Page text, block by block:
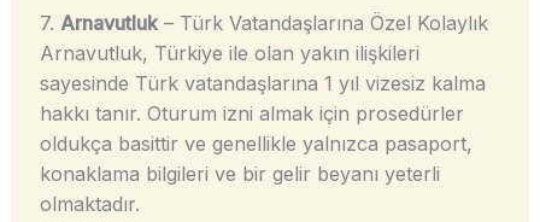
7. Arnavutluk– Türk Vatandaşlarına Özel Kolaylık
Arnavutluk, Türkiye ile olan yakın ilişkileri
sayesinde Türk vatandaşlarına 1 yıl vizesiz kalma
hakkı tanır. Oturum izni almak için prosedürler
oldukça basittir ve genellikle yalnızca pasaport,
konaklama bilgileri ve bir gelir beyanı yeterli
olmaktadır.